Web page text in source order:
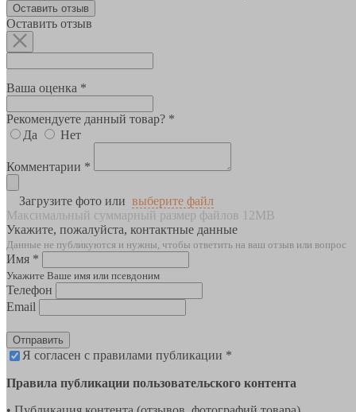
Оставить отзыв
Оставить отзыв
Ваша оценка *
Рекомендуете данный товар? *
Да
Нет
Комментарии *
Загрузите фото или выберите файл
Максимальный суммарный размер файлов 12MB
Укажите, пожалуйста, контактные данные
Данные не публикуются и нужны, чтобы ответить на ваш отзыв или вопрос
Имя *
Укажите Ваше имя или псевдоним
Телефон
Email
Отправить
Я согласен с правилами публикации *
Правила публикации пользовательского контента